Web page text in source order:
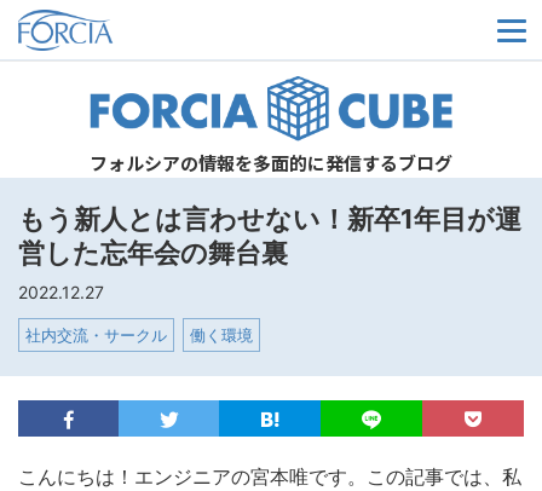
メ
フォルシアの情報を多面的に発信するブログ
もう新人とは言わせない！新卒1年目が運
営した忘年会の舞台裏
2022.12.27
社内交流・サークル 働く環境
こんにちは！エンジニアの宮本唯です。この記事では、私